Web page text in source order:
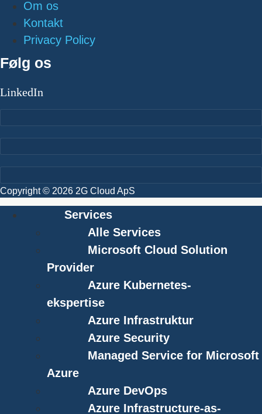
Om os
Kontakt
Privacy Policy
Følg os
LinkedIn
Copyright © 2026 2G Cloud ApS
Services
Alle Services
Microsoft Cloud Solution
Provider
Azure Kubernetes-
ekspertise
Azure Infrastruktur
Azure Security
Managed Service for Microsoft
Azure
Azure DevOps
Azure Infrastructure-as-